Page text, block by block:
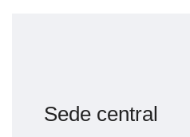
Sede central